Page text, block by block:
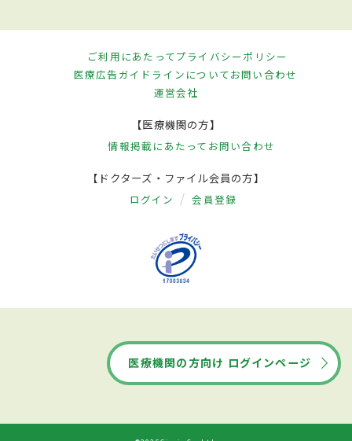
ご利用にあたってプライバシーポリシー
医療広告ガイドラインについてお問い合わせ
運営会社
【医療機関の方】
情報掲載にあたって お問い合わせ
【ドクターズ・ファイル会員の方】
ログイン 会員登録
医療機関の方向け ログインページ